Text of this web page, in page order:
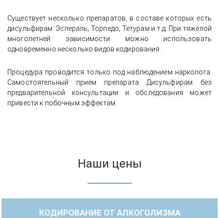
Существует несколько препаратов, в составе которых есть
дисульфирам: Эспераль, Торпедо, Тетурам и т.д. При тяжёлой
многолетней зависимости можно использовать
одновременно несколько видов кодирования.
Процедура проводится только под наблюдением нарколога.
Самостоятельный приём препарата Дисульфирам без
предварительной консультации и обследования может
привести к побочным эффектам.
Наши цены
КОДИРОВАНИЕ ОТ АЛКОГОЛИЗМА